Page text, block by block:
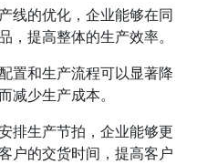
线的优化，企业能够在同
，提高整体的生产效率。
置和生产流程可以显著降
减少生产成本。
排生产节拍，企业能够更
户的交货时间，提高客户